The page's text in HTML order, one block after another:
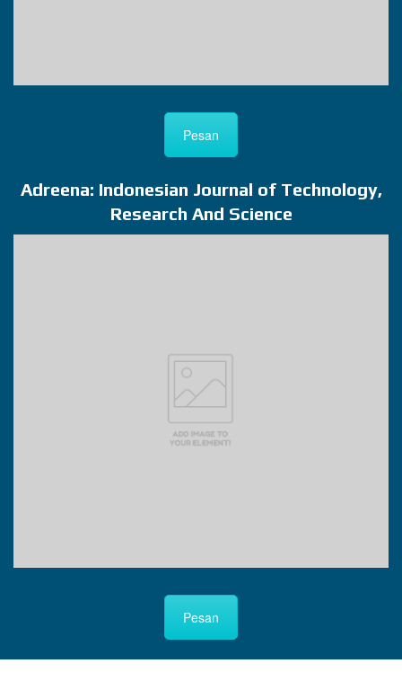
Pesan
Adreena: Indonesian Journal of Technology,
Research And Science
Pesan